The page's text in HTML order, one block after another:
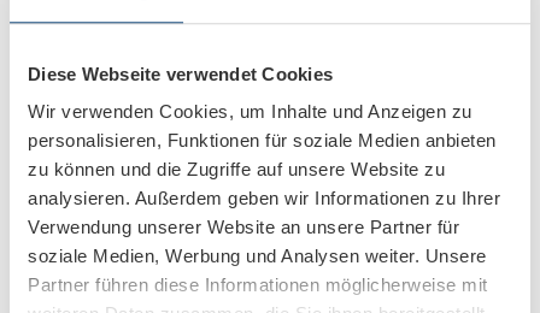
Diese Webseite verwendet Cookies
Wir verwenden Cookies, um Inhalte und Anzeigen zu
personalisieren, Funktionen für soziale Medien anbieten
zu können und die Zugriffe auf unsere Website zu
analysieren. Außerdem geben wir Informationen zu Ihrer
Verwendung unserer Website an unsere Partner für
soziale Medien, Werbung und Analysen weiter. Unsere
Partner führen diese Informationen möglicherweise mit
Offizielle Zertifizierung nach ISO 27001
15. Dezember 2025